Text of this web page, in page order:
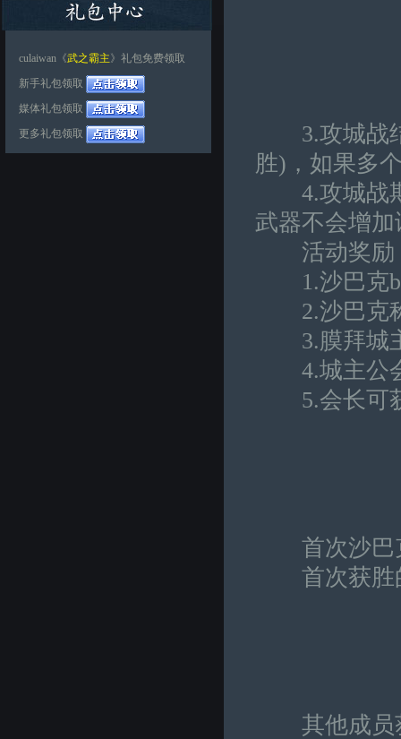
3.攻城战结
胜)，如果多
4.攻城战期
武器不会增
活动奖励
1.沙巴克
2.沙巴克
3.膜拜城
4.城主公会
5.会长可获
首次沙巴
首次获胜的
其他成员
culaiwan《武之霸主》礼包免费领取
新手礼包领取
媒体礼包领取
更多礼包领取